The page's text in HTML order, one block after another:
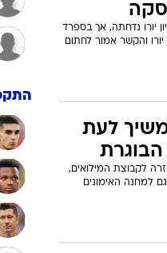
תקשורת נטען כי הצעה של 45 מיליון יורו נדחתה, אך בספרד
סיטי תסכים ל-50 מיליון יורו והקשר אמור לחתום
לעת
לקבוצת המילואים,
למחנה האימונים